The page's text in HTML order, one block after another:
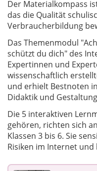
Der Materialkompass
das die Qualität
Verbraucherbildung
Das Themenmodul
schützt du dich" des
Expertinnen und
wissenschaftlich
und erhielt Bestnoten
Didaktik und
Die 5 interaktiven
gehören, richten sich
Klassen 3 bis 6. Sie
Risiken im Internet